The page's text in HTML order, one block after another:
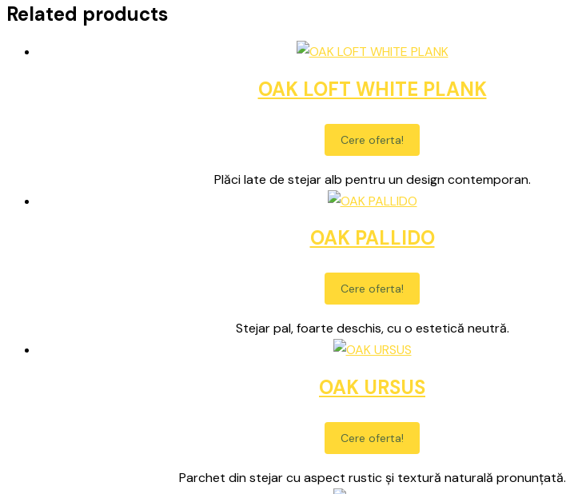
Related products
OAK LOFT WHITE PLANK
Cere oferta!
Plăci late de stejar alb pentru un design contemporan.
OAK PALLIDO
Cere oferta!
Stejar pal, foarte deschis, cu o estetică neutră.
OAK URSUS
Cere oferta!
Parchet din stejar cu aspect rustic și textură naturală pronunțată.